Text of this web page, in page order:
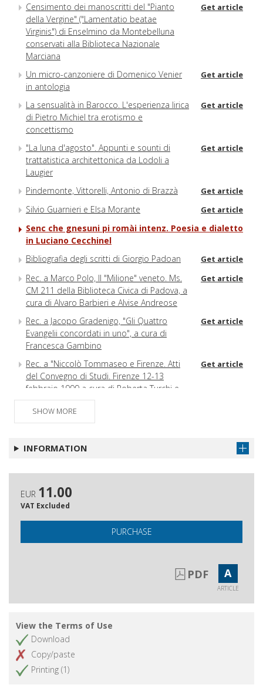
Censimento dei manoscritti del "Pianto
della Vergine" ("Lamentatio beatae
Virginis") di Enselmino da Montebelluna
conservati alla Biblioteca Nazionale
Marciana
Get article
Un micro-canzoniere di Domenico Venier
in antologia
Get article
La sensualità in Barocco. L'esperienza lirica
di Pietro Michiel tra erotismo e
concettismo
Get article
"La luna d'agosto". Appunti e sounti di
trattatistica architettonica da Lodoli a
Laugier
Get article
Pindemonte, Vittorelli, Antonio di Brazzà Get article
Silvio Guarnieri e Elsa Morante Get article
Senc che gnesuni pi romài intenz. Poesia e dialetto
in Luciano Cecchinel
Bibliografia degli scritti di Giorgio Padoan
Get article
Rec. a Marco Polo, Il "Milione" veneto. Ms.
CM 211 della Biblioteca Civica di Padova, a
cura di Alvaro Barbieri e Alvise Andreose
Get article
Rec. a Jacopo Gradenigo, "Gli Quattro
Evangelii concordati in uno", a cura di
Francesca Gambino
Get article
Rec. a "Niccolò Tommaseo e Firenze. Atti
del Convegno di Studi. Firenze 12-13
febbraio 1999 a cura di Roberta Turchi e
Alessandro Volpi
Get article
SHOW MORE
INFORMATION
EUR 11.00
VAT Excluded
PURCHASE
PDF A
ARTICLE
View the Terms of Use
Download
Copy/paste
Printing (1)